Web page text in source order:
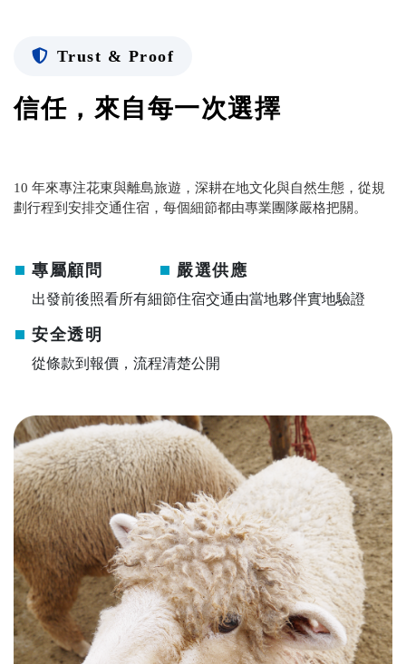
Trust & Proof
信任，來自每一次選擇
10 年來專注花東與離島旅遊，深耕在地文化與自然生態， 從規
劃行程到安排交通住宿，每個細節都由專業團隊嚴格把關。
專屬顧問
出發前後照看所有細節
嚴選供應
住宿交通由當地夥伴實地驗證
安全透明
從條款到報價，流程清楚公開